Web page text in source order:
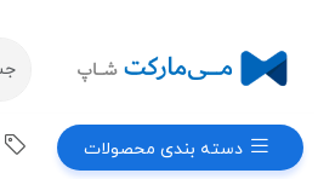
دسته بندی محصولات